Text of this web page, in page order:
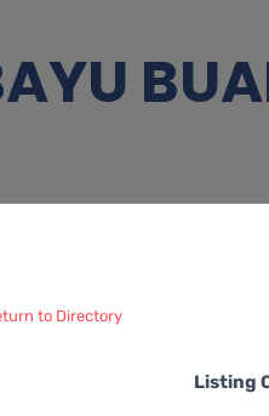
to Directory
Listing